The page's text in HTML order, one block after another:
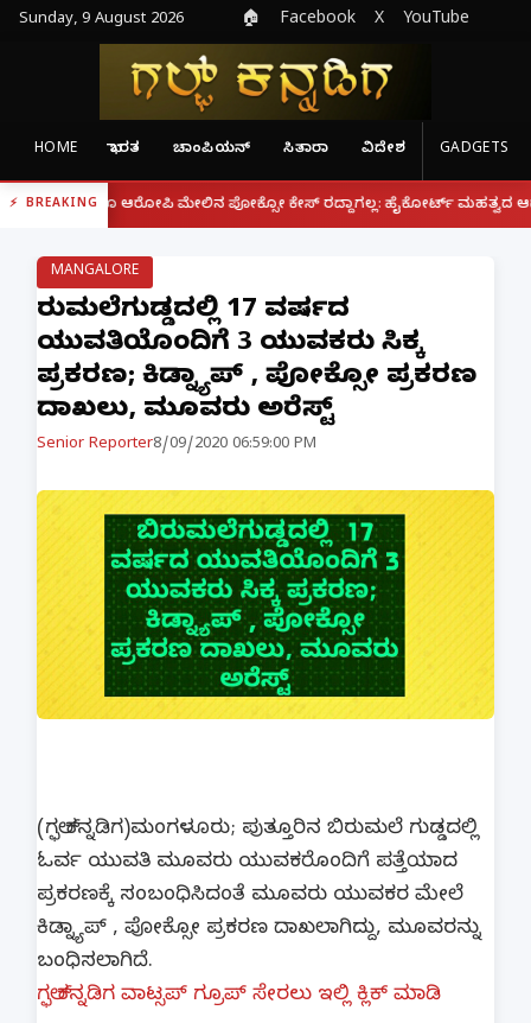
Sunday, 9 August 2026 🏠 Facebook X YouTube
HOME ಭಾರತ ಚಾಂಪಿಯನ್ ಸಿತಾರಾ ವಿದೇಶ GADGETS
BREAKING
ಆರೋಪಿ ಮೇಲಿನ ಪೋಕ್ಸೋ ಕೇಸ್ ರದ್ದಾಗಲ್ಲ: ಹೈಕೋರ್ಟ್ ಮಹತ್ವದ ಆದೇಶ | ಫೋನ್
MANGALORE
ಬಿರುಮಲೆಗುಡ್ಡದಲ್ಲಿ 17 ವರ್ಷದ
ಯುವತಿಯೊಂದಿಗೆ 3 ಯುವಕರು ಸಿಕ್ಕ
ಪ್ರಕರಣ; ಕಿಡ್ನ್ಯಾಪ್ , ಪೋಕ್ಸೋ ಪ್ರಕರಣ
ದಾಖಲು, ಮೂವರು ಅರೆಸ್ಟ್
Senior Reporter8/09/2020 06:59:00 PM
(ಗಲ್ಫ್ ಕನ್ನಡಿಗ)ಮಂಗಳೂರು; ಪುತ್ತೂರಿನ ಬಿರುಮಲೆ ಗುಡ್ಡದಲ್ಲಿ
ಓರ್ವ ಯುವತಿ ಮೂವರು ಯುವಕರೊಂದಿಗೆ ಪತ್ತೆಯಾದ
ಪ್ರಕರಣಕ್ಕೆ ಸಂಬಂಧಿಸಿದಂತೆ ಮೂವರು ಯುವಕರ ಮೇಲೆ
ಕಿಡ್ನ್ಯಾಪ್ , ಪೋಕ್ಸೋ ಪ್ರಕರಣ ದಾಖಲಾಗಿದ್ದು, ಮೂವರನ್ನು
ಬಂಧಿಸಲಾಗಿದೆ.
ಗಲ್ಫ್ ಕನ್ನಡಿಗ ವಾಟ್ಸಪ್ ಗ್ರೂಪ್ ಸೇರಲು ಇಲ್ಲಿ ಕ್ಲಿಕ್ ಮಾಡಿ